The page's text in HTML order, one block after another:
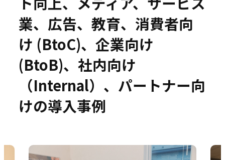
お役立ち情報
お問い合わせ
業、広告、教育、消費者向
け (BtoC)、企業向け
(BtoB)、社内向け
（Internal）、パートナー向
けの導入事例